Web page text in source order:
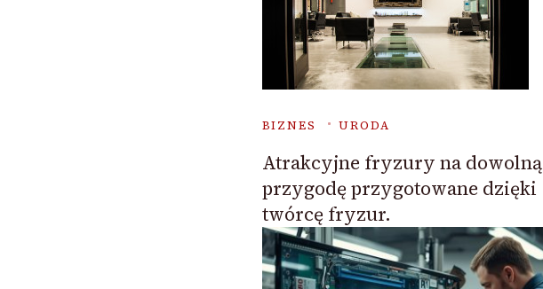
BIZNES URODA
Atrakcyjne fryzury na dowolną
przygodę przygotowane dzięki
twórcę fryzur.